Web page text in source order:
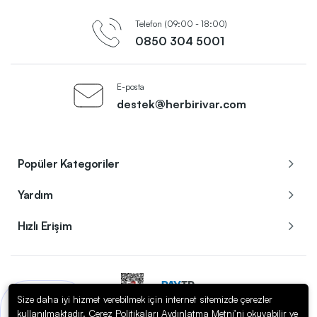
Telefon (09:00 - 18:00)
0850 304 5001
E-posta
destek@herbirivar.com
Popüler Kategoriler
Yardım
Hızlı Erişim
Bir sorunuz mu var?
Size daha iyi hizmet verebilmek için internet sitemizde çerezler
kullanılmaktadır. Çerez Politikaları Aydınlatma Metni’ni okuyabilir ve